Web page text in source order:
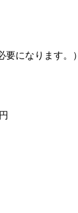
になります。）